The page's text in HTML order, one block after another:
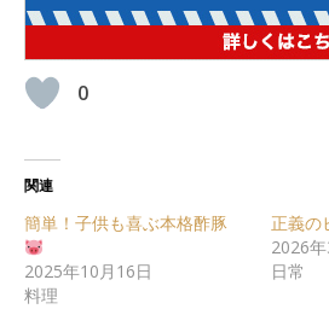
0
関連
簡単！子供も喜ぶ本格酢豚
2025年10月16日
料理
正義の
2026
日常